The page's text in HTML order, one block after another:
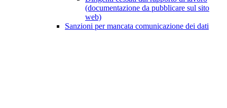
(documentazione da pubblicare sul sito
web)
Sanzioni per mancata comunicazione dei dati